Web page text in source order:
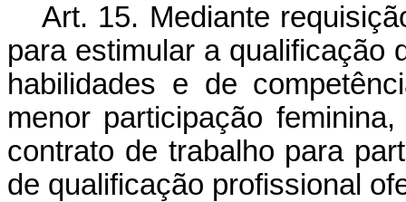
Art. 15. Mediante
para estimular a qualificação
habilidades e de
menor participação
contrato de trabalho para
de qualificação profissional